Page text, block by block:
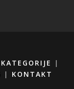
KATEGORIJE
|
| KONTAKT